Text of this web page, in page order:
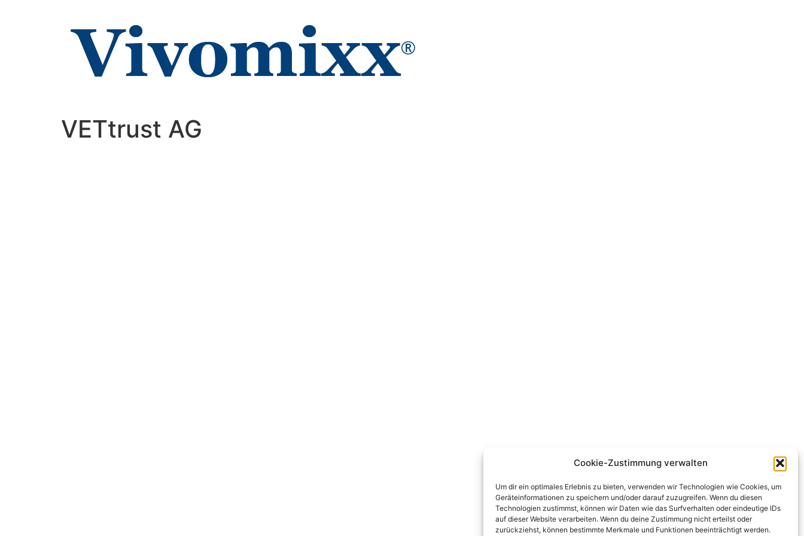
Cookie-Zustimmung verwalten
Um dir ein optimales Erlebnis zu bieten, verwenden wir Technologien wie Cookies, um
Geräteinformationen zu speichern und/oder darauf zuzugreifen. Wenn du diesen
Technologien zustimmst, können wir Daten wie das Surfverhalten oder eindeutige IDs
auf dieser Website verarbeiten. Wenn du deine Zustimmung nicht erteilst oder
zurückziehst, können bestimmte Merkmale und Funktionen beeinträchtigt werden.
VETtrust AG